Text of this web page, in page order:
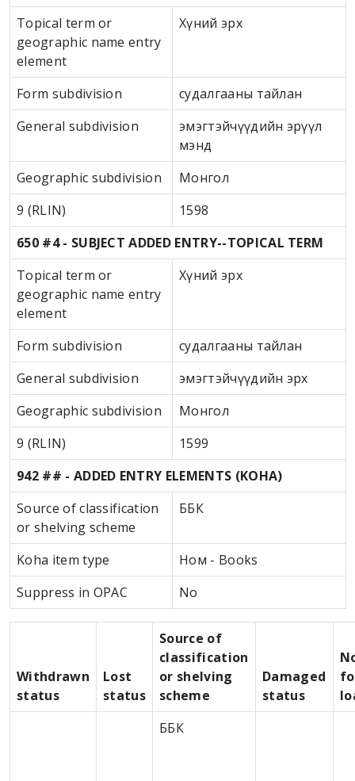
Topical term or
geographic name entry
element
Хүний эрх
Form subdivision
судалгааны тайлан
General subdivision
эмэгтэйчүүдийн эрүүл
мэнд
Geographic subdivision
Монгол
9 (RLIN)
1598
650 #4 - SUBJECT ADDED ENTRY--TOPICAL TERM
Topical term or
geographic name entry
element
Хүний эрх
Form subdivision
судалгааны тайлан
General subdivision
эмэгтэйчүүдийн эрх
Geographic subdivision
Монгол
9 (RLIN)
1599
942 ## - ADDED ENTRY ELEMENTS (KOHA)
Source of classification
or shelving scheme
ББК
Koha item type
Ном - Books
Suppress in OPAC
No
Withdrawn
status
Lost
status
Source of
classification
or shelving
scheme
Damaged
status
ББК